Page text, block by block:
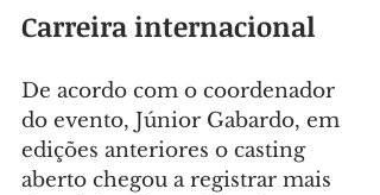
Carreira internacional
De acordo com o coordenador
do evento, Júnior Gabardo, em
edições anteriores o casting
aberto chegou a registrar mais